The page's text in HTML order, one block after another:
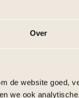
Over
de website goed,
we ook analytische,
onvergetelijk